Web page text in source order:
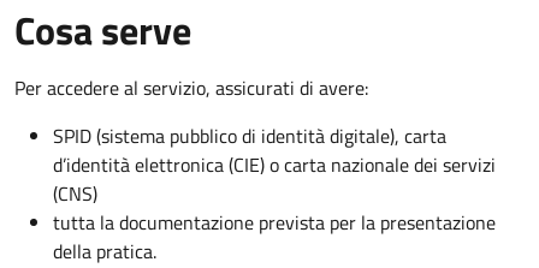
Cosa serve
Per accedere al servizio, assicurati di avere:
SPID (sistema pubblico di identità digitale), carta
d’identità elettronica (CIE) o carta nazionale dei servizi
(CNS)
tutta la documentazione prevista per la presentazione
della pratica.